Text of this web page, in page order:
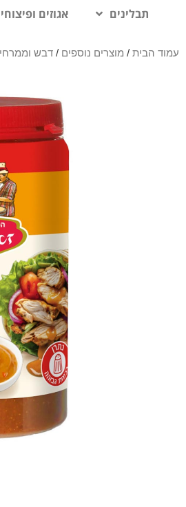
תבלינים אגוזים
עמוד הבית / מוצרים נוספים / דבש